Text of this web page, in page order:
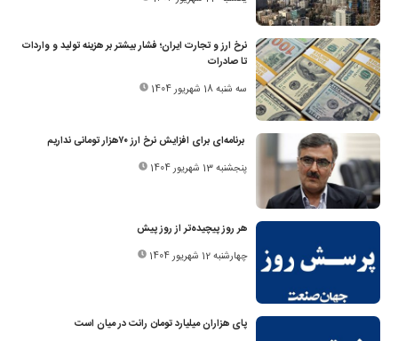
نرخ ارز و تجارت ایران؛ فشار بیشتر بر هزینه تولید و واردات
تا صادرات
سه شنبه 18 شهریور 1404
برنامه‌ای برای افزایش نرخ ارز ۷۰‌هزار تومانی نداریم
پنجشنبه 13 شهریور 1404
هر روز پیچیده‌تر از روز پیش
چهارشنبه 12 شهریور 1404
پای هزاران میلیارد تومان رانت در میان است